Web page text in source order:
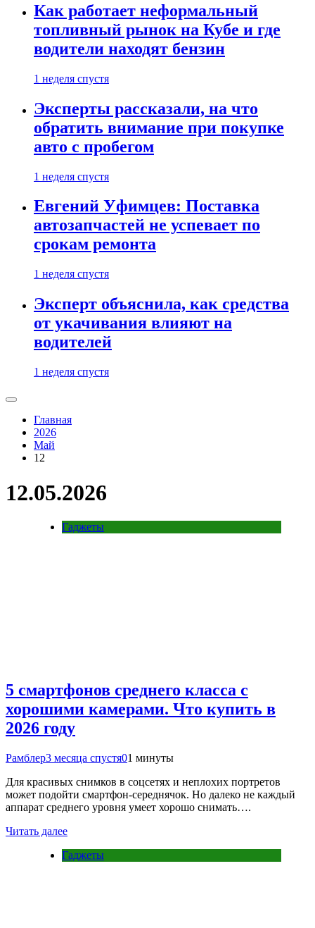
Как работает неформальный
топливный рынок на Кубе и где
водители находят бензин
1 неделя спустя
Эксперты рассказали, на что
обратить внимание при покупке
авто с пробегом
1 неделя спустя
Евгений Уфимцев: Поставка
автозапчастей не успевает по
срокам ремонта
1 неделя спустя
Эксперт объяснила, как средства
от укачивания влияют на
водителей
1 неделя спустя
Главная
2026
Май
12
12.05.2026
Гаджеты
5 смартфонов среднего класса с
хорошими камерами. Что купить в
2026 году
Рамблер3 месяца спустя01 минуты
Для красивых снимков в соцсетях и неплохих портретов
может подойти смартфон-середнячок. Но далеко не каждый
аппарат среднего уровня умеет хорошо снимать….
Читать далее
Гаджеты